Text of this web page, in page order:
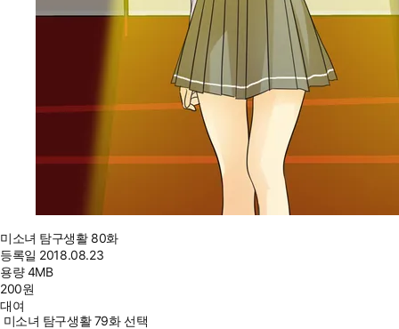
미소녀 탐구생활 80화
등록일 2018.08.23
용량4MB
200원
대여
미소녀 탐구생활 79화 선택